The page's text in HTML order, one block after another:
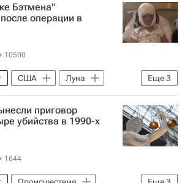
Бэтмена"
операции в
10500
Еще3
США
Луна
Луна Феннер
приговор
убийства в 1990-х
1644